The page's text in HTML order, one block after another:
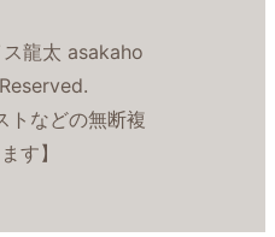
龍太 asakaho
トなどの無断複
す】